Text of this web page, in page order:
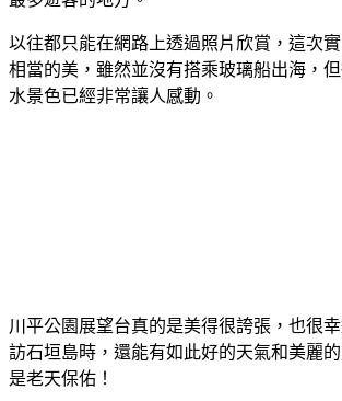
以往都只能在網路上透過照片欣賞，這次
相當的美，雖然並沒有搭乘玻璃船出海，
水景色已經非常讓人感動。
川平公園展望台真的是美得很誇張，也很
訪石垣島時，還能有如此好的天氣和美麗
是老天保佑！